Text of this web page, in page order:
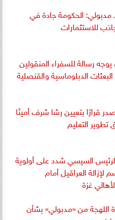
لـ مدبولي: الحكومة جادة في
للاستثمارات
يوجه رسالة للسفراء المنقولين
الدبلوماسية والقنصلية
قرارًا بتعيين رشا شرف أمينًا
التعليم
السيسي شدد على أولوية
لإزالة العراقيل أمام
غزة
اللهجة من «مدبولي» بشأن